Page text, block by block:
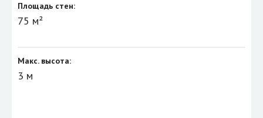
Площадь стен:
75 м²
Макс. высота:
3 м